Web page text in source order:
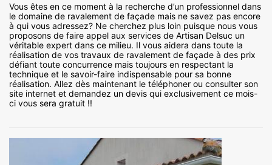
Vous êtes en ce moment à la recherche d’un professionnel dans
le domaine de ravalement de façade mais ne savez pas encore
à qui vous adressez? Ne cherchez plus loin puisque nous vous
proposons de faire appel aux services de Artisan Delsuc un
véritable expert dans ce milieu. Il vous aidera dans toute la
réalisation de vos travaux de ravalement de façade à des prix
défiant toute concurrence mais toujours en respectant la
technique et le savoir-faire indispensable pour sa bonne
réalisation. Allez dès maintenant le téléphoner ou consulter son
site internet et demandez un devis qui exclusivement ce mois-
ci vous sera gratuit !!